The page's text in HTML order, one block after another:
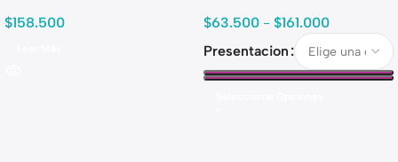
$158.500 $63.500 - $161.000
Presentacion